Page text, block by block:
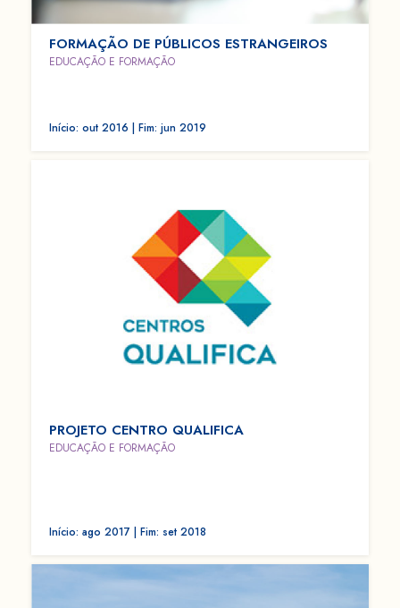
FORMAÇÃO DE PÚBLICOS ESTRANGEIROS
EDUCAÇÃO E FORMAÇÃO
Início: out 2016 | Fim: jun 2019
PROJETO CENTRO QUALIFICA
EDUCAÇÃO E FORMAÇÃO
Início: ago 2017 | Fim: set 2018